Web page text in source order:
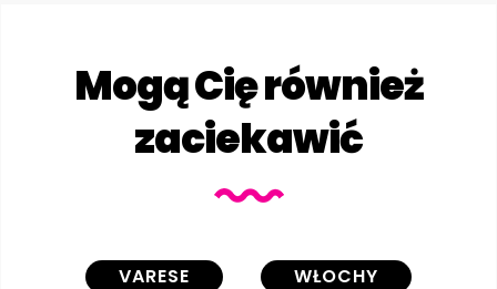
Mogą Cię również
zaciekawić
VARESE WŁOCHY